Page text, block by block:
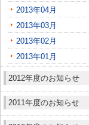
2013年04月
2013年03月
2013年02月
2013年01月
2012年度のお知らせ
2011年度のお知らせ